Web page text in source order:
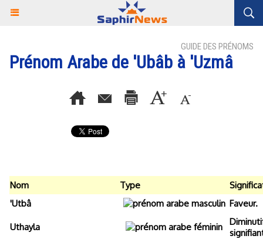
GUIDE DES PRÉNOMS
Prénom Arabe de 'Ubâb à 'Uzmâ
Nom Type
'Utbâ
Faveur.
Uthayla